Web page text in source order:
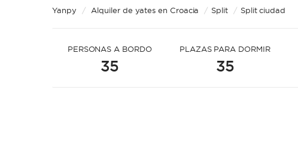
Yanpy / Alquiler de yates en Croacia / Split / Split ciudad
PERSONAS A BORDO
35
PLAZAS PARA DORMIR
35